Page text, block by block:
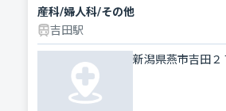
産科/婦人科/その他
吉田駅
新潟県燕市吉田２